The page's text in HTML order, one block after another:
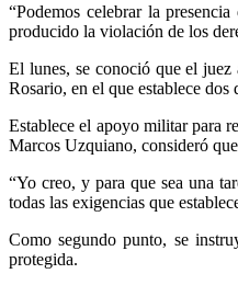
“Podemos celebrar la
producido la violación de los
El lunes, se conoció que el
Rosario, en el que establece
Establece el apoyo militar para
Marcos Uzquiano, consideró
“Yo creo, y para que sea una
todas las exigencias que
Como segundo punto, se
protegida.